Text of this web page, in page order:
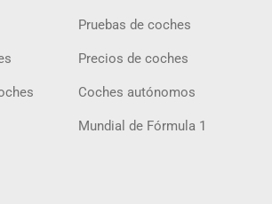
Pruebas de coches
Precios de coches
Coches autónomos
Mundial de Fórmula 1